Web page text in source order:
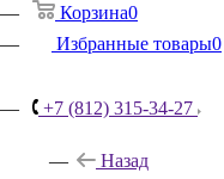
Корзина0
Избранные товары0
+7 (812) 315-34-27
Назад